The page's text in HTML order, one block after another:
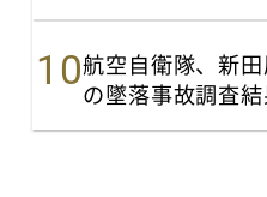
航空自衛隊、新
の墜落事故調査